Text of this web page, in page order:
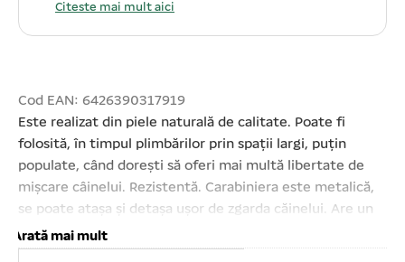
Citeste mai mult aici
Cod EAN: 6426390317919
Este realizat din piele naturală de calitate. Poate fi
folosită, în timpul plimbărilor prin spații largi, puțin
populate, când doreşti să oferi mai multă libertate de
mișcare câinelui. Rezistentă. Carabiniera este metalică,
se poate atașa și detașa ușor de zgarda căinelui. Are un
sistem, care împiedică deschiderea accidentală a
acestuia. Ușor de întreținut prin spălare manuală cu apă
Arată mai mult